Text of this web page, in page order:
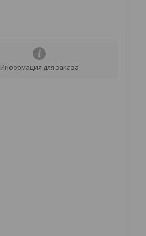
Информация для заказа